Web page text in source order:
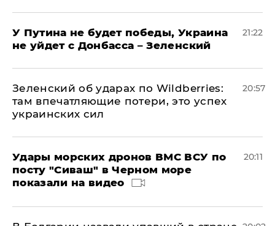
У Путина не будет победы, Украина
не уйдет с Донбасса – Зеленский
21:22
Зеленский об ударах по Wildberries:
там впечатляющие потери, это успех
украинских сил
20:57
Удары морских дронов ВМС ВСУ по
посту "Сиваш" в Черном море
показали на видео
20:11